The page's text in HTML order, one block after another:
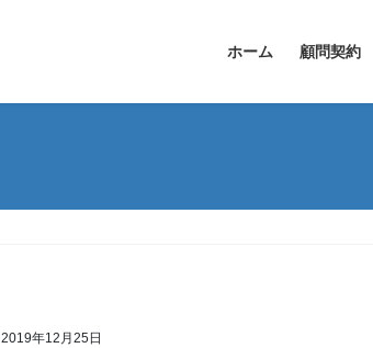
ホーム 顧問契約
2019年12月25日